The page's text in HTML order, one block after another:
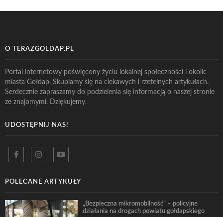
O TERAZGOLDAP.PL
Portal internetowy poświęcony życiu lokalnej społeczności i okolic
miasta Gołdap. Skupiamy się na ciekawych i rzetelnych artykułach.
Serdecznie zapraszamy do podzielenia się informacją o naszej stronie
ze znajomymi. Dziękujemy.
UDOSTĘPNIJ NAS!
POLECANE ARTYKUŁY
„Bezpieczna mikromobilność” – policyjne
działania na drogach powiatu gołdapskiego